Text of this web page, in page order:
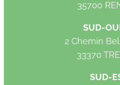
35700
SUD-
2 Chemin
33370
SUD-